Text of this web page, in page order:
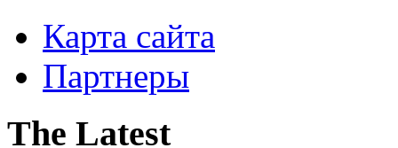
Карта сайта
Партнеры
The Latest